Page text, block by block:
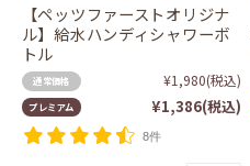
【ペッツファーストオリジナ
ル】給水ハンディシャワーボ
トル
通常価格 ¥1,980(税込)
プレミアム ¥1,386(税込)
8件